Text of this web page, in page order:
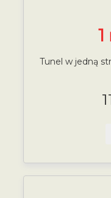
1
Tunel w jedną